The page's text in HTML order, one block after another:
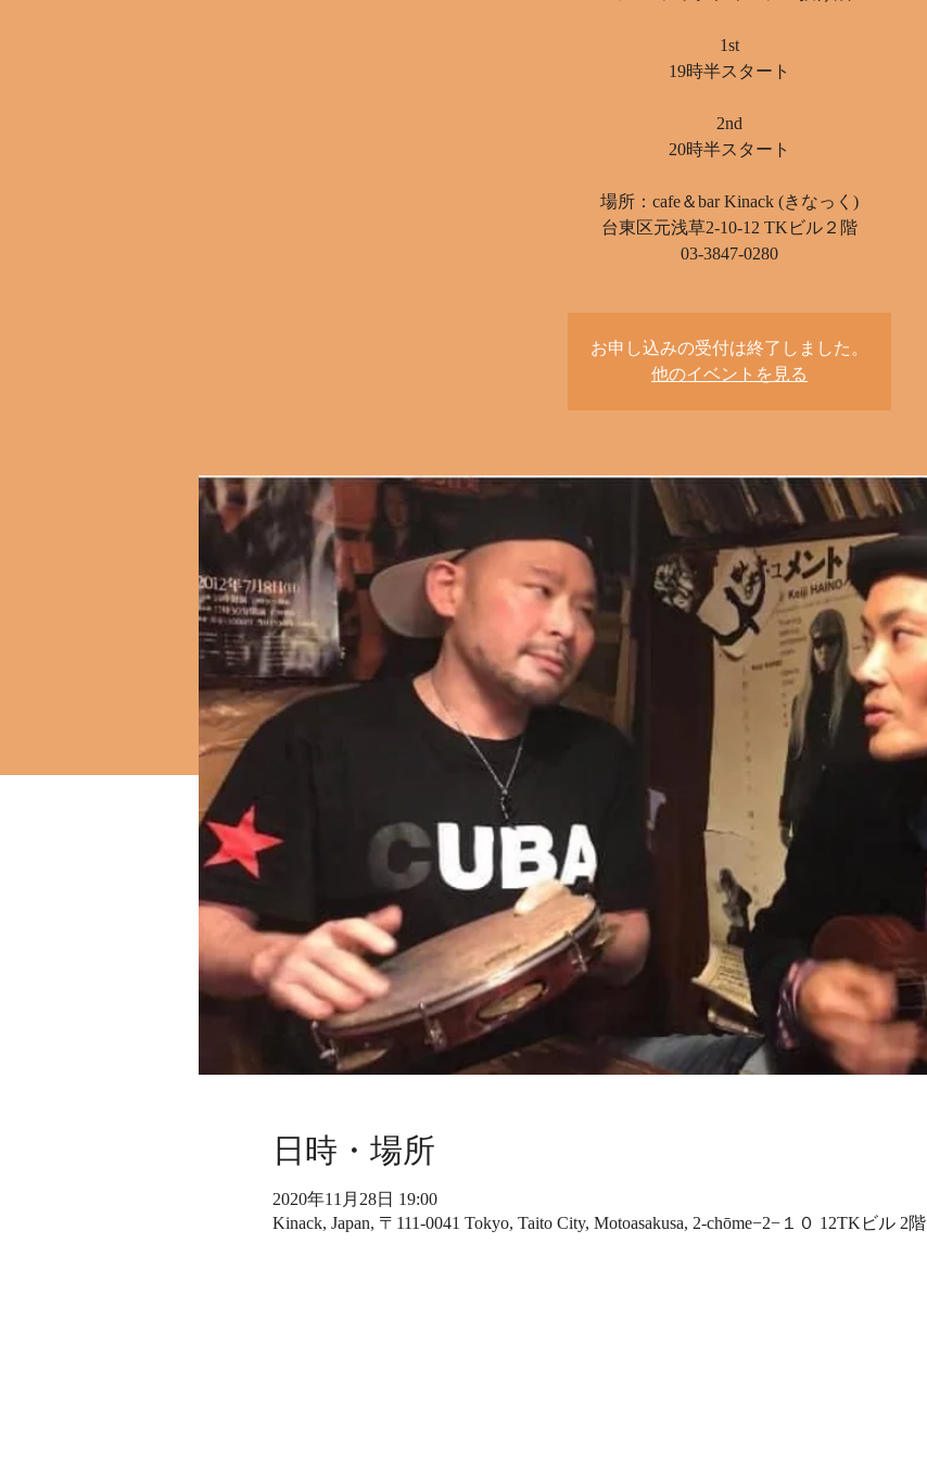
1st
19時半スタート
2nd
20時半スタート
場所：cafe＆bar Kinack (きなっく)
台東区元浅草2-10-12 TKビル２階
03-3847-0280
お申し込みの受付は終了しました。
他のイベントを見る
日時・場所
2020年11月28日 19:00
Kinack, Japan, 〒111-0041 Tokyo, Taito City, Motoasakusa, 2-chōme−2−１０ 12TKビル 2階